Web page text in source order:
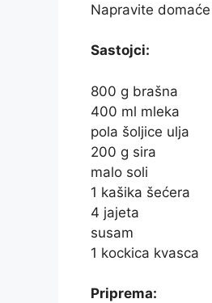
Napravite
Sastojci:
800 g brašna
400 ml mleka
pola šoljice ulja
200 g sira
malo soli
1 kašika šećera
4 jajeta
susam
1 kockica kvasca
Priprema: